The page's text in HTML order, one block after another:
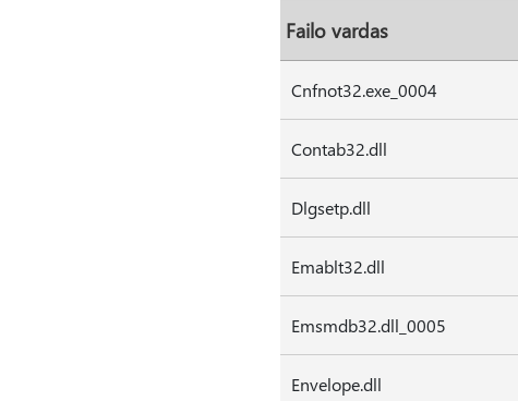
Failo vardas
Cnfnot32.exe_0004
Contab32.dll
Dlgsetp.dll
Emablt32.dll
Emsmdb32.dll_0005
Envelope.dll